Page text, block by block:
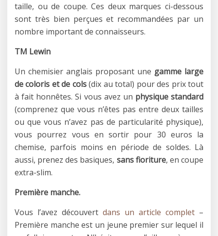
taille, ou de coupe. Ces deux marques ci-dessous
sont très bien perçues et recommandées par un
nombre important de connaisseurs.
TM Lewin
Un chemisier anglais proposant une gamme large
de coloris et de cols(dix au total) pour des prix tout
à fait honnêtes. Si vous avez un physique standard
(comprenez que vous n’êtes pas entre deux tailles
ou que vous n’avez pas de particularité physique),
vous pourrez vous en sortir pour 30 euros la
chemise, parfois moins en période de soldes. Là
aussi, prenez des basiques, sans fioriture, en coupe
extra-slim.
Première manche.
Vous l’avez découvert dans un article complet –
Première manche est un jeune premier sur lequel il